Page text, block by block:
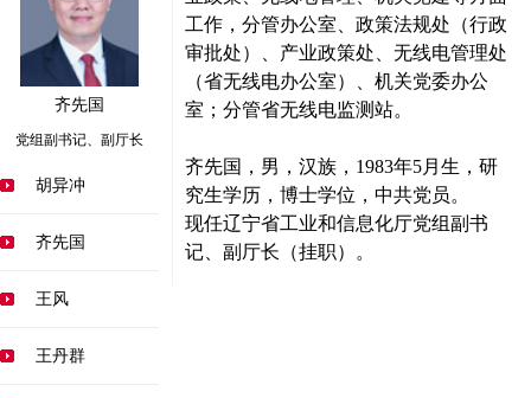
齐先国
党组副书记、副厅长
胡异冲
齐先国
王风
王丹群
工作，分管办公室、政策法规处（行政
审批处）、产业政策处、无线电管理处
（省无线电办公室）、机关党委办公
室；分管省无线电监测站。
齐先国，男，汉族，1983年5月生，研
究生学历，博士学位，中共党员。
现任辽宁省工业和信息化厅党组副书
记、副厅长（挂职）。